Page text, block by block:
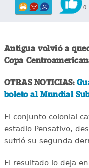
0
Antigua volvió a
Copa
OTRAS NOTICIAS:
boleto al Mundial
El conjunto colonial
estadio Pensativo,
sufrió su segunda
El resultado lo deja